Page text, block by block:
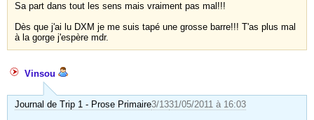
Sa part dans tout les sens mais vraiment pas mal!!!
Dès que j'ai lu DXM je me suis tapé une grosse barre!!! T'as plus mal
à la gorge j'espère mdr.
Vinsou
Journal de Trip 1 - Prose Primaire3/1331/05/2011 à 16:03